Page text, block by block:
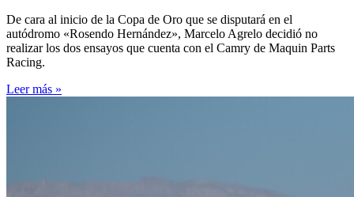
De cara al inicio de la Copa de Oro que se disputará en el
autódromo «Rosendo Hernández», Marcelo Agrelo decidió no
realizar los dos ensayos que cuenta con el Camry de Maquin Parts
Racing.
Leer más »